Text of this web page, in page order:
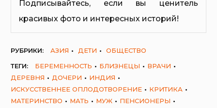
Подписывайтесь, если вы ценитель
красивых фото и интересных историй!
РУБРИКИ: АЗИЯ ДЕТИ
ОБЩЕСТВО
ТЕГИ:
БЕРЕМЕННОСТЬ БЛИЗНЕЦЫ
ВРАЧИ
ДЕРЕВНЯ
ДОЧЕРИ
ИНДИЯ
ИСКУССТВЕННЕЕ ОПЛОДОТВОРЕНИЕ
КРИТИКА
МАТЕРИНСТВО
МАТЬ МУЖ
ПЕНСИОНЕРЫ